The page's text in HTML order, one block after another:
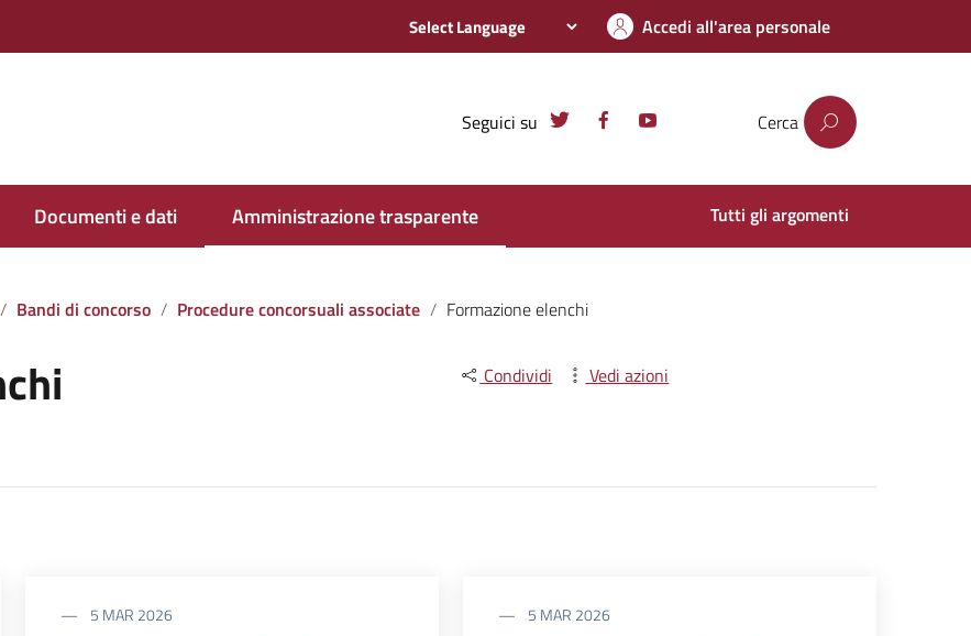
Accedi all'area personale
Seguici su Cerca
Documenti e dati Amministrazione trasparente Tutti gli argomenti
Bandi di concorso Procedure concorsuali associate Formazione elenchi
Condividi Vedi azioni
5 MAR 2026 5 MAR 2026